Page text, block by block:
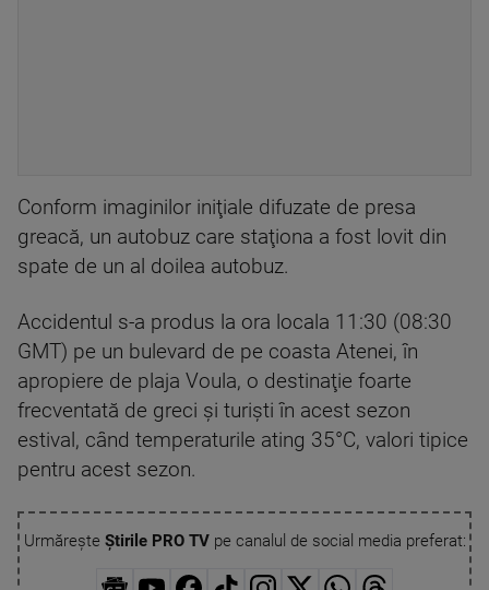
Conform imaginilor iniţiale difuzate de presa
greacă, un autobuz care staţiona a fost lovit din
spate de un al doilea autobuz.
Accidentul s-a produs la ora locala 11:30 (08:30
GMT) pe un bulevard de pe coasta Atenei, în
apropiere de plaja Voula, o destinaţie foarte
frecventată de greci şi turişti în acest sezon
estival, când temperaturile ating 35°C, valori tipice
pentru acest sezon.
Urmărește Știrile PRO TVpe canalul de social media preferat: